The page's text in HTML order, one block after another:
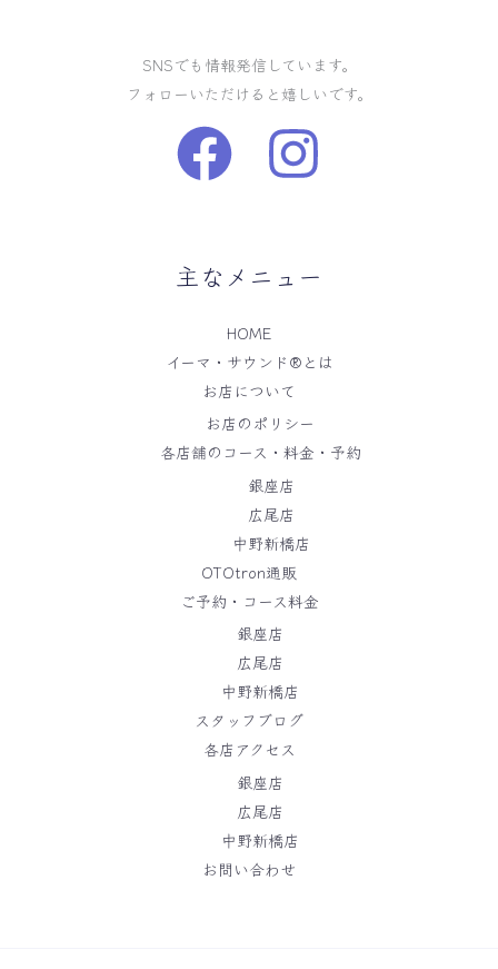
SNSでも情報発信しています。
フォローいただけると嬉しいです。
主なメニュー
HOME
イーマ・サウンド®️とは
お店について
お店のポリシー
各店舗のコース・料金・予約
銀座店
広尾店
中野新橋店
OTOtron通販
ご予約・コース料金
銀座店
広尾店
中野新橋店
スタッフブログ
各店アクセス
銀座店
広尾店
中野新橋店
お問い合わせ